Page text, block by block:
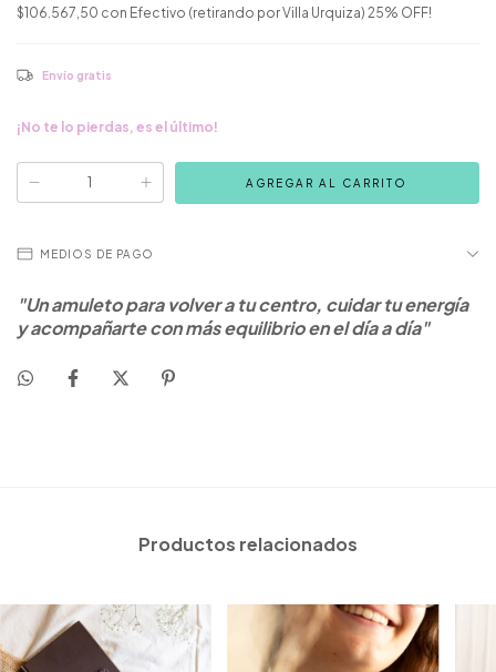
$106.567,50 con Efectivo (retirando por Villa Urquiza) 25% OFF!
Envío gratis
¡No te lo pierdas, es el último!
MEDIOS DE PAGO
"Un amuleto para volver a tu centro, cuidar tu energía
y acompañarte con más equilibrio en el día a día"
Productos relacionados